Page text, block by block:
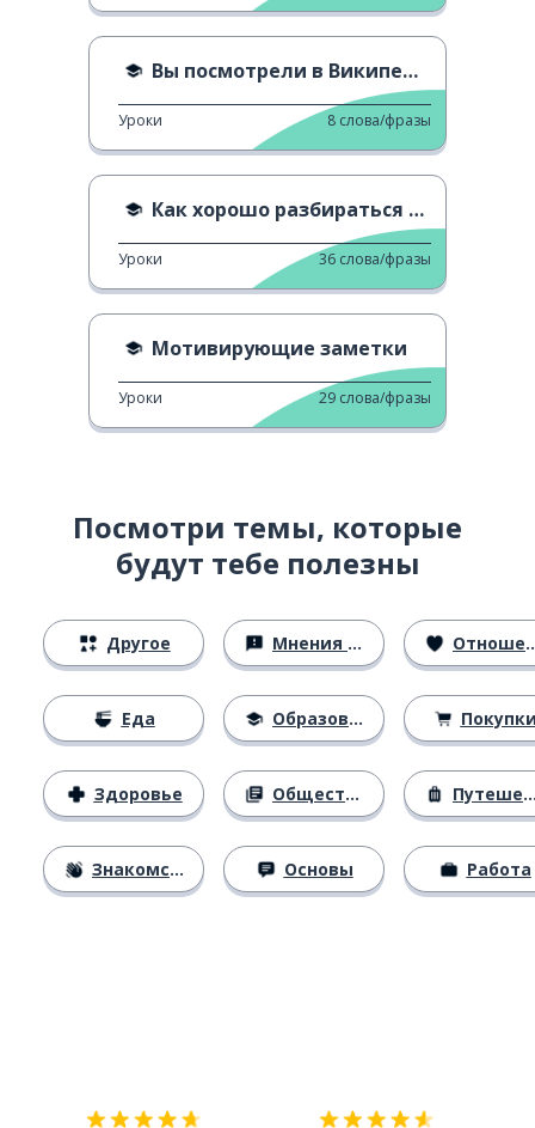
Вы посмотрели в Википедию?
Уроки 8 слова/фразы
Как хорошо разбираться в математике
Уроки 36 слова/фразы
Мотивирующие заметки
Уроки 29 слова/фразы
Посмотри темы, которые
будут тебе полезны
Другое
Еда
Здоровье
Знакомство
Мнения и убеждения
Образование
Общество
Основы
Отношения
Путешествия
Работа